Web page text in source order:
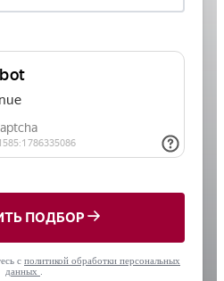
ПОДБОР
с политикой обработки персональных
данных